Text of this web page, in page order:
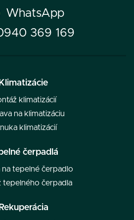
WhatsApp
369 169
Klimatizácie
klimatizácií
na klimatizáciu
klimatizácií
čerpadlá
na tepelné čerpadlo
tepelného čerpadla
Rekuperácia